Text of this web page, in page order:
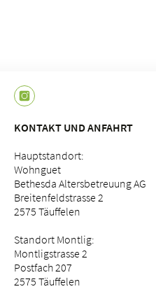
KONTAKT UND ANFAHRT
Hauptstandort:
Wohnguet
Bethesda Altersbetreuung AG
Breitenfeldstrasse 2
2575 Täuffelen
Standort Montlig:
Montligstrasse 2
Postfach 207
2575 Täuffelen